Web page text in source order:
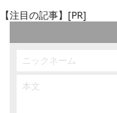
【注目の記事】[PR]